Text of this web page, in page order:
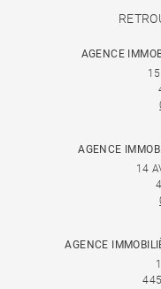
AGENCE
AGENCE
14
AGENCE